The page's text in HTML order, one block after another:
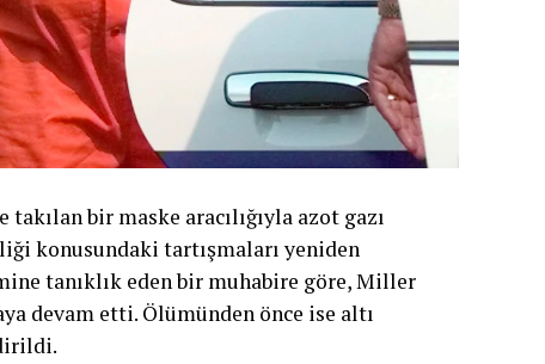
bir maske aracılığıyla azot gazı
konusundaki tartışmaları yeniden
tanıklık eden bir muhabire göre, Miller
devam etti. Ölümünden önce ise altı